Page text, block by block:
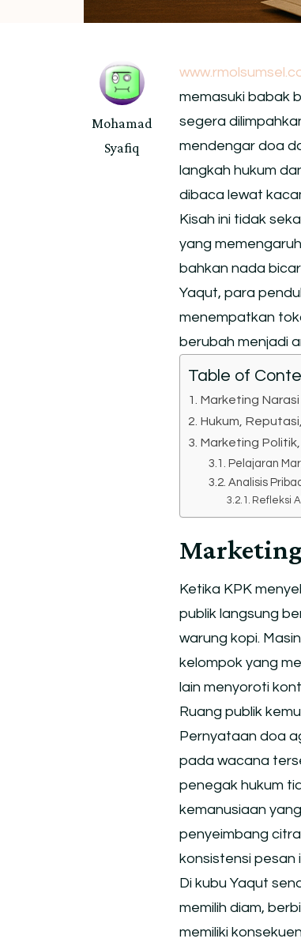
Mohamad
Syafiq
memasuki babak
segera
mendengar doa
langkah hukum
dibaca lewat
Kisah ini tidak
yang
bahkan nada
Yaqut, para
menempatkan
berubah menjadi
Table of
Marketing Narasi
Hukum,
Marketing
Pelajaran
Analisis
Refleksi
Ketika KPK
publik langsung
warung kopi.
kelompok yang
lain menyoroti
Ruang publik
Pernyataan doa
pada wacana
penegak hukum
kemanusiaan
penyeimbang
konsistensi pesan
Di kubu Yaqut
memilih diam,
memiliki